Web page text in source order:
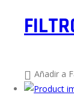
Añadir a